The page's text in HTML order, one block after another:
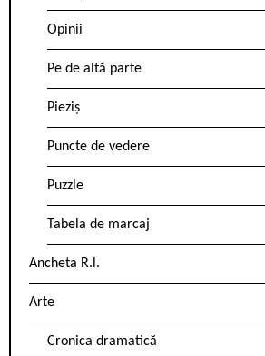
Opinii
Pe de altă parte
Pieziș
Puncte de vedere
Puzzle
Tabela de marcaj
Ancheta R.l.
Arte
Cronica dramatică